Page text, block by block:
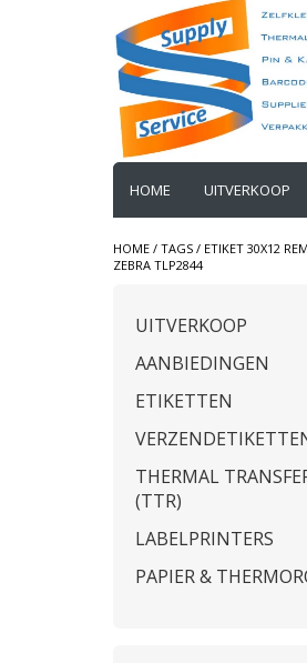
HOME UITVERKOOP
HOME / TAGS / ETIKET 30X12
ZEBRA TLP2844
UITVERKOOP
AANBIEDINGEN
ETIKETTEN
THERMAL
(TTR)
LABELPRINTERS
PAPIER &